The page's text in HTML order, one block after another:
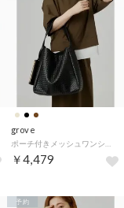
grove
￥4,479
予約